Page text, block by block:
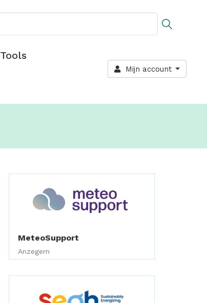
Tools
Mijn account
MeteoSupport
Anzegem